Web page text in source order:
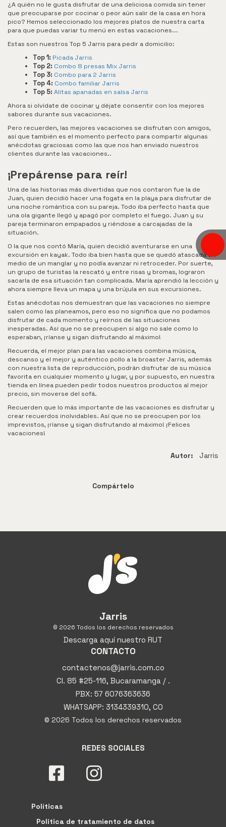
¿A quién no le gusta disfrutar de una deliciosa comida sin tener
que preocuparse por cocinar o peor aún salir de la casa en hora
pico? Hemos seleccionado los mejores platos de nuestra carta
para que puedas variar tu menú en estas vacaciones...
Estas son nuestros Top 5 Jarris para pedir a domicilio:
Top 1: Picada Jarris
Top 2: Combo 8 presas Mix Jarris
Top 3: Combo para 2 Jarris
Top 4: Combo familiar Jarris
Top 5: Alitas apanadas en salsa Jarris
Ahora si olvídate de cocinar y déjate consentir con los mejores
sabores durante sus vacaciones.
Pero recuerden, las mejores vacaciones se disfrutan con amigos,
así que también es el momento perfecto para compartir algunas
anécdotas graciosas como las que nos han enviado nuestros
clientes durante las vacaciones..
¡Prepárense para reír!
Una de las historias más divertidas que nos contaron fue la de
Juan, quien decidió hacer una fogata en la playa para disfrutar de
una noche romántica con su pareja. Todo iba perfecto hasta que
una ola gigante llegó y apagó por completo el fuego. Juan y su
pareja terminaron empapados y riéndose a carcajadas de la
situación.
O la que nos contó María, quien decidió aventurarse en una
excursión en kayak. Todo iba bien hasta que se quedó atascada en
medio de un manglar y no podía avanzar ni retroceder. Por suerte,
un grupo de turistas la rescató y entre risas y bromas, lograron
sacarla de esa situación tan complicada. María aprendió la lección y
ahora siempre lleva un mapa y una brújula en sus excursiones.
Estas anécdotas nos demuestran que las vacaciones no siempre
salen como las planeamos, pero eso no significa que no podamos
disfrutar de cada momento y reírnos de las situaciones
inesperadas. Así que no se preocupen si algo no sale como lo
esperaban, ¡ríanse y sigan disfrutando al máximo!
Recuerda, el mejor plan para las vacaciones combina música,
descanso y el mejor y auténtico pollo a la broaster Jarris, además
con nuestra lista de reproducción, podrán disfrutar de su música
favorita en cualquier momento y lugar, y por supuesto, en nuestra
tienda en línea pueden pedir todos nuestros productos al mejor
precio, sin moverse del sofá.
Recuerden que lo más importante de las vacaciones es disfrutar y
crear recuerdos inolvidables. Así que no se preocupen por los
imprevistos, ¡ríanse y sigan disfrutando al máximo! ¡Felices
vacaciones!
Autor: Jarris
Compártelo
Jarris
© 2026 Todos los derechos reservados
Descarga aquí nuestro RUT
CONTACTO
contactenos@jarris.com.co
Cl. 85 #25-116, Bucaramanga / .
PBX: 57 6076363636
WHATSAPP: 3134339310, CO
© 2026 Todos los derechos reservados
REDES SOCIALES
Políticas
Politica de tratamiento de datos